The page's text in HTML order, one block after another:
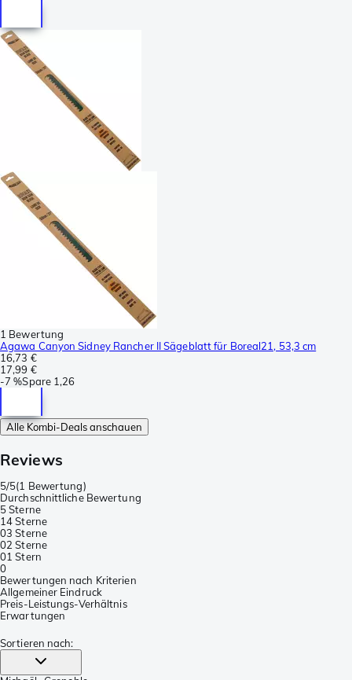
1 Bewertung
Agawa Canyon Sidney Rancher II Sägeblatt für Boreal21, 53,3 cm
16,73 €
17,99 €
-7 %Spare 1,26
Alle Kombi-Deals anschauen
Reviews
5/5(1 Bewertung)
Durchschnittliche Bewertung
5 Sterne
14 Sterne
03 Sterne
02 Sterne
01 Stern
0
Bewertungen nach Kriterien
Allgemeiner Eindruck
Preis-Leistungs-Verhältnis
Erwartungen
Sortieren nach: